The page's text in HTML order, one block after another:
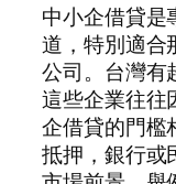
中小企借貸是
道，特別適合
公司。台灣有
這些企業往往
企借貸的門檻
抵押，銀行或